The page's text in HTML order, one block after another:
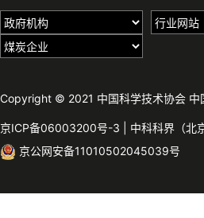
Copyright © 2021 中国科学技术协会 中
京ICP备06003200号-3
中科科界（北
京公网安备11010502045039号